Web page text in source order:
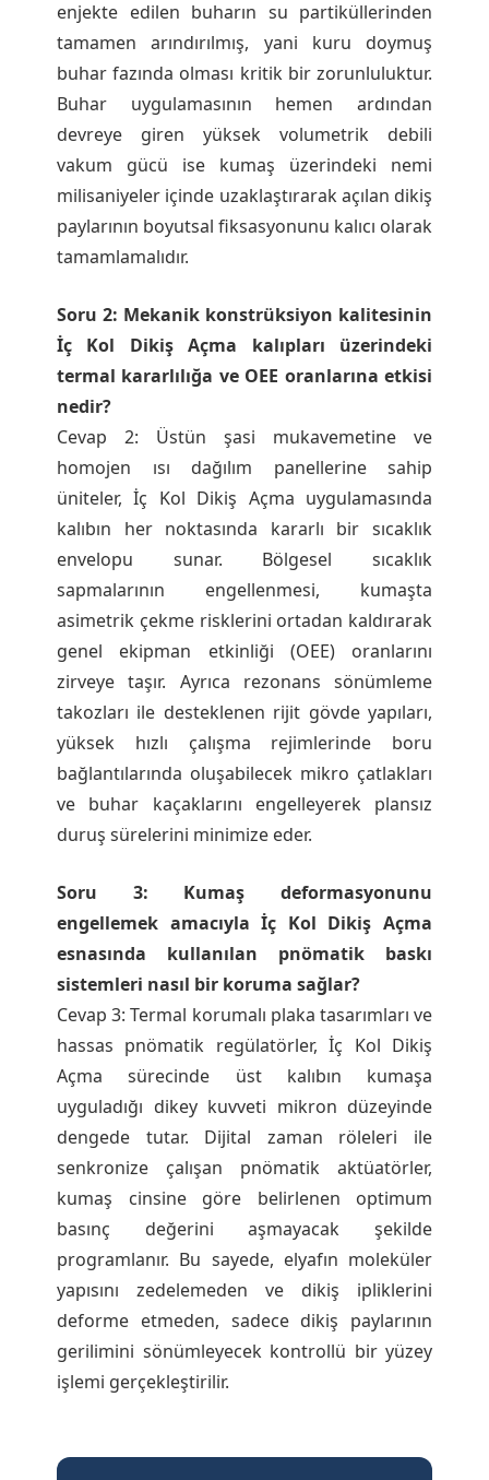
enjekte edilen buharın su partiküllerinden
tamamen arındırılmış, yani kuru doymuş
buhar fazında olması kritik bir zorunluluktur.
Buhar uygulamasının hemen ardından
devreye giren yüksek volumetrik debili
vakum gücü ise kumaş üzerindeki nemi
milisaniyeler içinde uzaklaştırarak açılan dikiş
paylarının boyutsal fiksasyonunu kalıcı olarak
tamamlamalıdır.
Soru 2: Mekanik konstrüksiyon kalitesinin
İç Kol Dikiş Açma kalıpları üzerindeki
termal kararlılığa ve OEE oranlarına etkisi
nedir?
Cevap 2: Üstün şasi mukavemetine ve
homojen ısı dağılım panellerine sahip
üniteler, İç Kol Dikiş Açma uygulamasında
kalıbın her noktasında kararlı bir sıcaklık
envelopu sunar. Bölgesel sıcaklık
sapmalarının engellenmesi, kumaşta
asimetrik çekme risklerini ortadan kaldırarak
genel ekipman etkinliği (OEE) oranlarını
zirveye taşır. Ayrıca rezonans sönümleme
takozları ile desteklenen rijit gövde yapıları,
yüksek hızlı çalışma rejimlerinde boru
bağlantılarında oluşabilecek mikro çatlakları
ve buhar kaçaklarını engelleyerek plansız
duruş sürelerini minimize eder.
Soru 3: Kumaş deformasyonunu
engellemek amacıyla İç Kol Dikiş Açma
esnasında kullanılan pnömatik baskı
sistemleri nasıl bir koruma sağlar?
Cevap 3: Termal korumalı plaka tasarımları ve
hassas pnömatik regülatörler, İç Kol Dikiş
Açma sürecinde üst kalıbın kumaşa
uyguladığı dikey kuvveti mikron düzeyinde
dengede tutar. Dijital zaman röleleri ile
senkronize çalışan pnömatik aktüatörler,
kumaş cinsine göre belirlenen optimum
basınç değerini aşmayacak şekilde
programlanır. Bu sayede, elyafın moleküler
yapısını zedelemeden ve dikiş ipliklerini
deforme etmeden, sadece dikiş paylarının
gerilimini sönümleyecek kontrollü bir yüzey
işlemi gerçekleştirilir.